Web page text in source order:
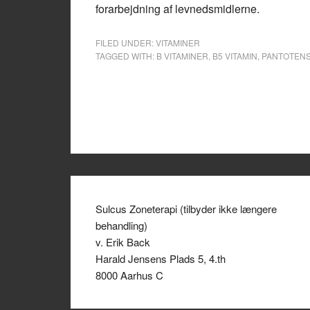
forarbejdning af levnedsmidlerne.
FILED UNDER:VITAMINER
TAGGED WITH: B VITAMINER B5 VITAMIN
Sulcus Zoneterapi (tilbyder ikke længere
behandling)
v. Erik Back
Harald Jensens Plads 5, 4.th
8000 Aarhus C